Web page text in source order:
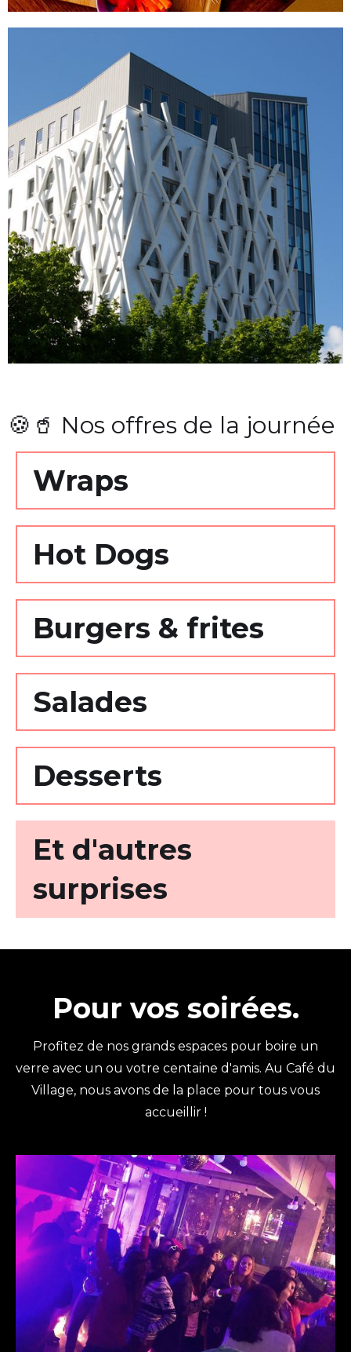
🍪🥤 Nos offres de la journée
Wraps
Hot Dogs
Burgers & frites
Salades
Desserts
Et d'autres
surprises
Pour vos soirées.
Profitez de nos grands espaces pour boire un
verre avec un ou votre centaine d'amis. Au Café du
Village, nous avons de la place pour tous vous
accueillir !